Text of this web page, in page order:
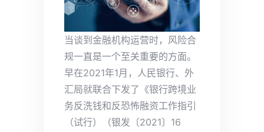
当谈到金融机构运营时，风险合
规一直是一个至关重要的方面。
早在2021年1月，人民银行、外
汇局就联合下发了《银行跨境业
务反洗钱和反恐怖融资工作指引
（试行）（银发〔2021〕16